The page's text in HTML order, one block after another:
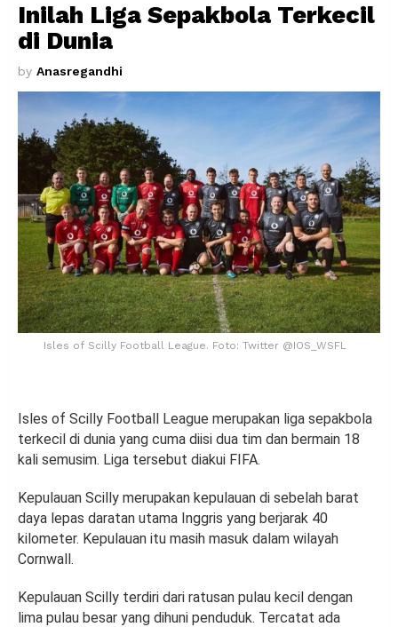
Inilah Liga Sepakbola Terkecil
di Dunia
by Anasregandhi
Isles of Scilly Football League. Foto: Twitter @IOS_WSFL
Isles of Scilly Football League merupakan liga sepakbola
terkecil di dunia yang cuma diisi dua tim dan bermain 18
kali semusim. Liga tersebut diakui FIFA.
Kepulauan Scilly merupakan kepulauan di sebelah barat
daya lepas daratan utama Inggris yang berjarak 40
kilometer. Kepulauan itu masih masuk dalam wilayah
Cornwall.
Kepulauan Scilly terdiri dari ratusan pulau kecil dengan
lima pulau besar yang dihuni penduduk. Tercatat ada